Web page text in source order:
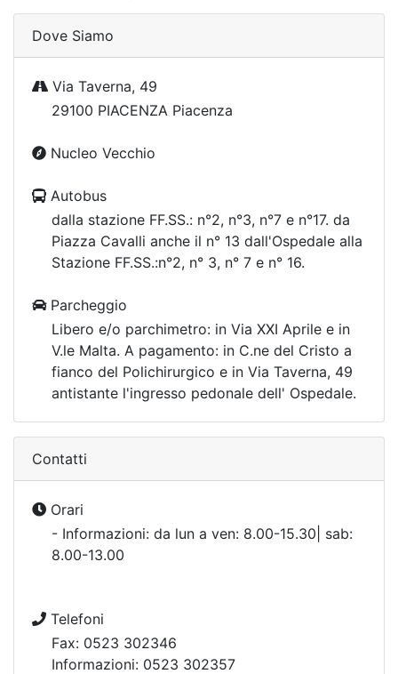
Dove Siamo
Via Taverna, 49
29100 PIACENZA Piacenza
Nucleo Vecchio
Autobus
dalla stazione FF.SS.: n°2, n°3, n°7 e n°17. da
Piazza Cavalli anche il n° 13 dall'Ospedale alla
Stazione FF.SS.:n°2, n° 3, n° 7 e n° 16.
Parcheggio
Libero e/o parchimetro: in Via XXI Aprile e in
V.le Malta. A pagamento: in C.ne del Cristo a
fianco del Polichirurgico e in Via Taverna, 49
antistante l'ingresso pedonale dell' Ospedale.
Contatti
Orari
- Informazioni: da lun a ven: 8.00-15.30| sab:
8.00-13.00
Telefoni
Fax: 0523 302346
Informazioni: 0523 302357